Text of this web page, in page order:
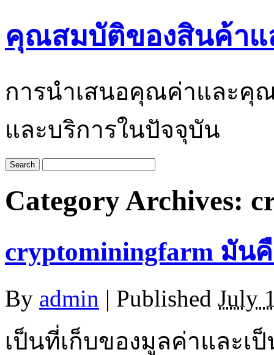
คุณสมบัติของสินค้าแ
การนำเสนอคุณค่าและคุ
และบริการในปัจจุบัน
Category Archives:
cryptominingfarm มัน
By admin | Published July
เป็นที่เก็บของมูลค่าและเ